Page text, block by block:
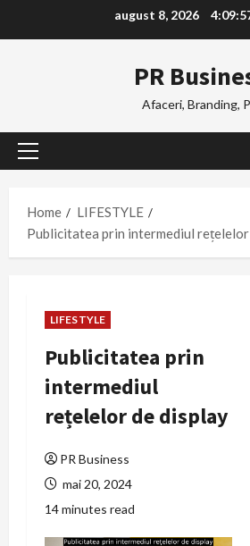
august 8, 2026
PR
Afaceri, Branding,
Primary
Home
LIFESTYLE
Publicitatea prin intermediul
LIFESTYLE
Publicitatea prin
intermediul
rețelelor de display
PR Business
mai 20, 2024
14 minutes read